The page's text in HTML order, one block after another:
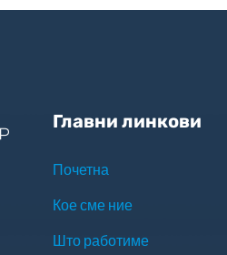
Главни линкови
Почетна
Кое сме ние
Што работиме